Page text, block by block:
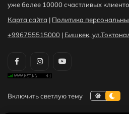
уже более 10000 счастливых
Карта сайта | Политика
+996755515000 | Бишкек,